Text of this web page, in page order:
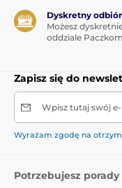
Dyskretny
Możesz
oddziale
Zapisz się do
Wpisz tutaj swój
Wyrażam zgodę na
Potrzebujesz porady